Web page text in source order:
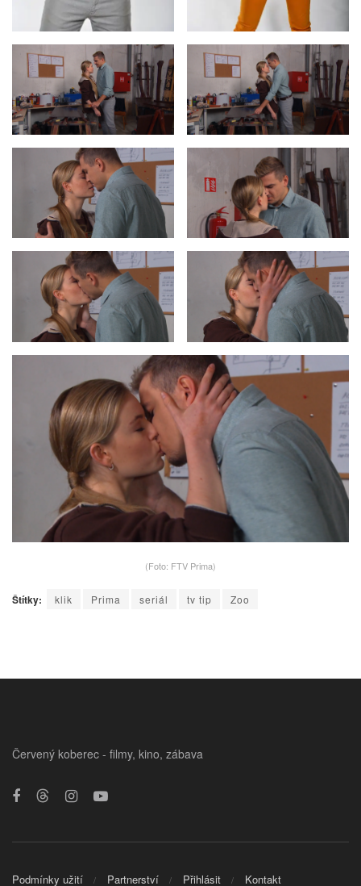
(Foto: FTV Prima)
Štítky: klik Prima seriál tv tip Zoo
Červený koberec - filmy, kino, zábava
Podmínky užití Partnerství Přihlásit Kontakt